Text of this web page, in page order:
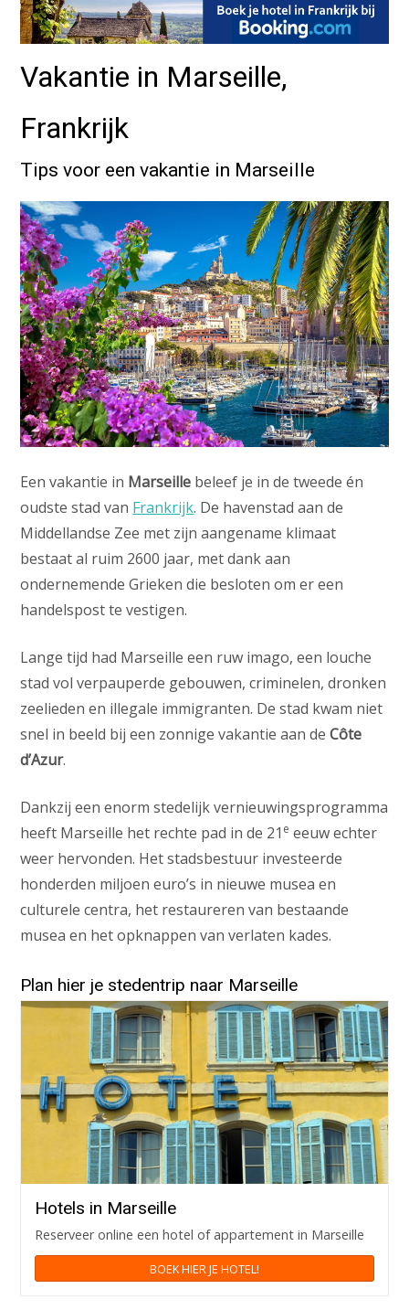
Vakantie in Marseille,
Frankrijk
Tips voor een vakantie in Marseille
Een vakantie in Marseille beleef je in de tweede én
oudste stad van Frankrijk. De havenstad aan de
Middellandse Zee met zijn aangename klimaat
bestaat al ruim 2600 jaar, met dank aan
ondernemende Grieken die besloten om er een
handelspost te vestigen.
Lange tijd had Marseille een ruw imago, een louche
stad vol verpauperde gebouwen, criminelen, dronken
zeelieden en illegale immigranten. De stad kwam niet
snel in beeld bij een zonnige vakantie aan deCôte
d’Azur.
Dankzij een enorm stedelijk vernieuwingsprogramma
heeft Marseille het rechte pad in de 21 e eeuw echter
weer hervonden. Het stadsbestuur investeerde
honderden miljoen euro’s in nieuwe musea en
culturele centra, het restaureren van bestaande
musea en het opknappen van verlaten kades.
Plan hier je stedentrip naar Marseille
Hotels in Marseille
Reserveer online een hotel of appartement in Marseille
BOEK HIER JE HOTEL!